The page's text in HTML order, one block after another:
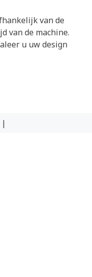
van de
van de machine.
u uw design
|